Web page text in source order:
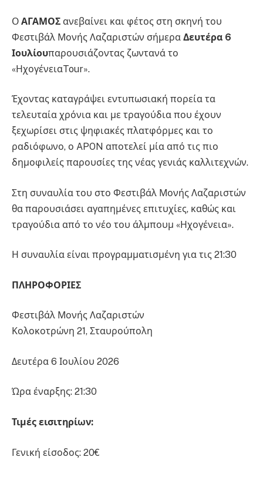
Ο ΑΓΑΜΟΣ ανεβαίνει και φέτος στη σκηνή του
Φεστιβάλ Μονής Λαζαριστών σήμερα Δευτέρα 6
Ιουλίουπαρουσιάζοντας ζωντανά το
«ΗχογένειαTour».
Έχοντας καταγράψει εντυπωσιακή πορεία τα
τελευταία χρόνια και με τραγούδια που έχουν
ξεχωρίσει στις ψηφιακές πλατφόρμες και το
ραδιόφωνο, ο APON αποτελεί μία από τις πιο
δημοφιλείς παρουσίες της νέας γενιάς καλλιτεχνών.
Στη συναυλία του στο Φεστιβάλ Μονής Λαζαριστών
θα παρουσιάσει αγαπημένες επιτυχίες, καθώς και
τραγούδια από το νέο του άλμπουμ «Ηχογένεια».
Η συναυλία είναι προγραμματισμένη για τις 21:30
ΠΛΗΡΟΦΟΡΙΕΣ
Φεστιβάλ Μονής Λαζαριστών
Κολοκοτρώνη 21, Σταυρούπολη
Δευτέρα 6 Ιουλίου 2026
Ώρα έναρξης: 21:30
Τιμές εισιτηρίων:
Γενική είσοδος: 20€